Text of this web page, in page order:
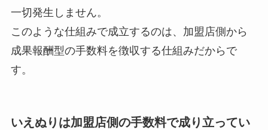
一切発生しません。
このような仕組みで成立するのは、加盟店側から
成果報酬型の手数料を徴収する仕組みだからで
す。
いえぬりは加盟店側の手数料で成り立ってい